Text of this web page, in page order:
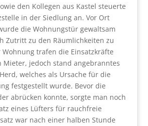
den Kollegen aus Kastel steuerte
in der Siedlung an. Vor Ort
die Wohnungstür gewaltsam
Zutritt zu den Räumlichkeiten zu
trafen die Einsatzkräfte
Mieter, jedoch stand angebranntes
welches als Ursache für die
festgestellt wurde. Bevor die
abrücken konnte, sorgte man noch
eines Lüfters für rauchfreie
war nach einer halben Stunde